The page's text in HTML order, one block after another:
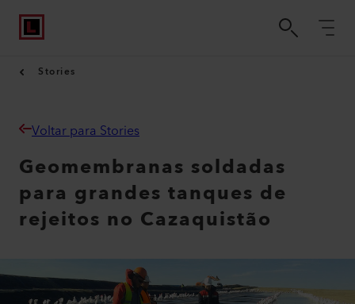
Stories
Voltar para Stories
Geomembranas soldadas
para grandes tanques de
rejeitos no Cazaquistão